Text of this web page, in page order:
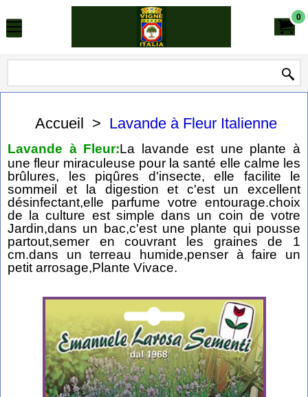
0
Accueil > Lavande à Fleur Italienne
Lavande à Fleur:La lavande est une plante à
une fleur miraculeuse pour la santé elle calme les
brûlures, les piqûres d'insecte, elle facilite le
sommeil et la digestion et c'est un excellent
désinfectant,elle parfume votre entourage.choix
de la culture est simple dans un coin de votre
Jardin,dans un bac,c'est une plante qui pousse
partout,semer en couvrant les graines de 1
cm.dans un terreau humide,penser à faire un
petit arrosage,Plante Vivace.